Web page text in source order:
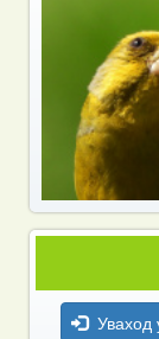
Уваход